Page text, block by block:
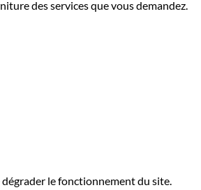
des services que vous demandez.
le fonctionnement du site.